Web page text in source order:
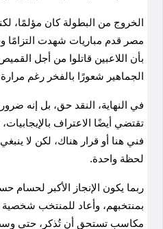
الخروج من البطولة كان مؤلمًا،
مصر قدم مباريات شهدت التزامًا
بأن اللاعبين قاتلوا من أجل
الجماهير شعورًا بالفخر رغم مرارة
في النهاية، النقد حق، بل إنه
تقتضي أيضًا الاعتراف
فني هنا أو قرار هناك، لكن لا
لحظة واحدة.
ربما يكون الإنجاز الأكبر لحسام
بمنتخبهم، وأعاد للمنتخب شخصية
مكاسب تستحق أن تُذكر، حتى